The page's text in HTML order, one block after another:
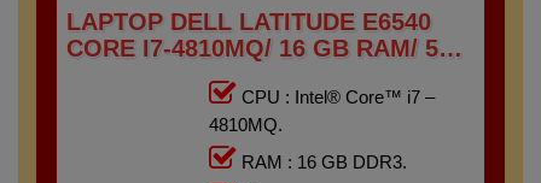
LAPTOP DELL LATITUDE E6540
CORE I7-4810MQ/ 16 GB RAM/ 512
GB SSD/ AMD RADEON HD 8790M/
CPU : Intel® Core™ i7 –
4810MQ.
RAM : 16 GB DDR3.